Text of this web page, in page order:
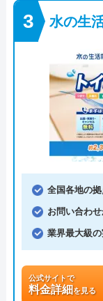
水の生
全国各地の
お問い合わ
業界最大級
公式サイトで
料金詳細を見る